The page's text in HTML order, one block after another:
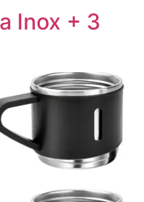
Inox + 3